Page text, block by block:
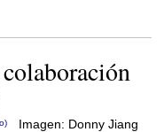
Imagen: Donny Jiang